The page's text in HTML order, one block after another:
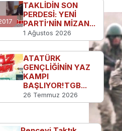
TAKLİDİN SON
PERDESİ: YENİ
PARTİ’NİN MİZAN...
1 Ağustos 2026
ATATÜRK
GENÇLİĞİNİN YAZ
KAMPI
BAŞLIYOR!TGB...
26 Temmuz 2026